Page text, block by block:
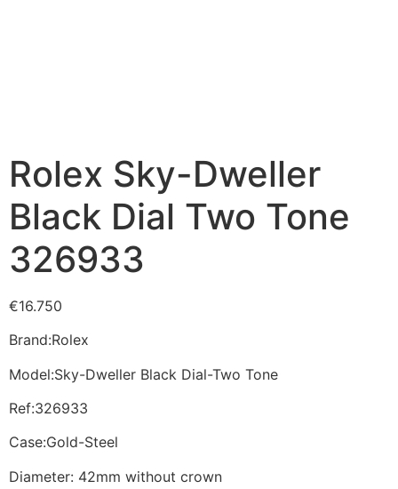
Rolex Sky-Dweller
Black Dial Two Tone
326933
€16.750
Brand:Rolex
Model:Sky-Dweller Black Dial-Two Tone
Ref:326933
Case:Gold-Steel
Diameter: 42mm without crown